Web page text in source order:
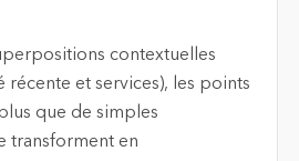
contextuelles
récente et services), les points
que de simples
transforment en